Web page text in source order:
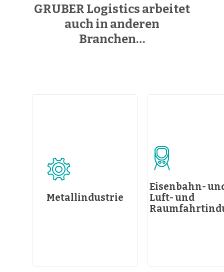
GRUBER Logistics arbeitet
auch in anderen
Branchen…
Metallindustrie
Eisenbahn-
Luft- und